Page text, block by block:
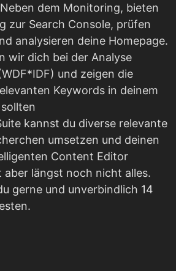
dem Monitoring, bieten
zur Search Console, prüfen
analysieren deine Homepage.
wir dich bei der Analyse
und zeigen die
Keywords in deinem
kannst du diverse relevante
umsetzen und deinen
Content Editor
aber längst noch nicht alles.
gerne und unverbindlich 14